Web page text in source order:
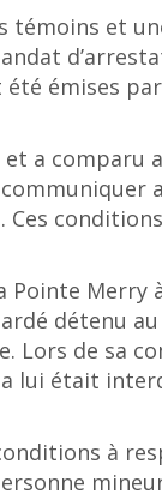
témoins et
émises
a comparu
Merry
détenu
Lors de sa
lui était
à